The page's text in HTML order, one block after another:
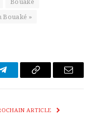
Bouaké »
TélégrammeCopier
Lien
E-
ARTICLE